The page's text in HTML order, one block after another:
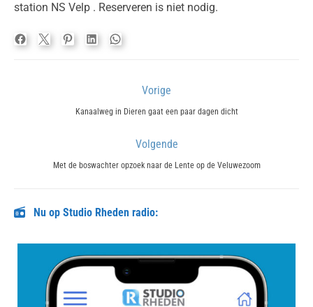
station NS Velp . Reserveren is niet nodig.
Vorige
Previous
Kanaalweg in Dieren gaat een paar dagen dicht
Volgende
Next
Met de boswachter opzoek naar de Lente op de Veluwezoom
Nu op Studio Rheden radio: